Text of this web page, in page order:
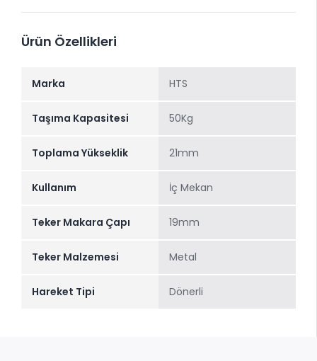
Ürün Özellikleri
Marka HTS
Taşıma Kapasitesi 50Kg
Toplama Yükseklik 21mm
Kullanım İç Mekan
Teker Makara Çapı 19mm
Teker Malzemesi Metal
Hareket Tipi Dönerli